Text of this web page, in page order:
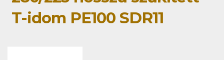
T-idom PE100 SDR11